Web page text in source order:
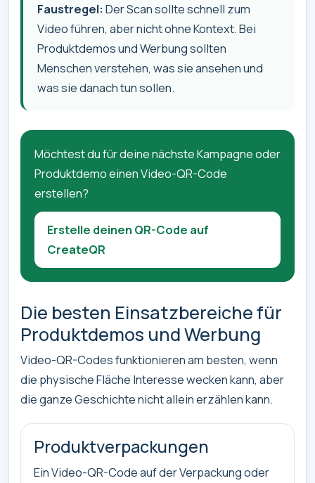
Faustregel: Der Scan sollte schnell zum
Video führen, aber nicht ohne Kontext. Bei
Produktdemos und Werbung sollten
Menschen verstehen, was sie ansehen und
was sie danach tun sollen.
Möchtest du für deine nächste Kampagne oder
Produktdemo einen Video-QR-Code
erstellen?
Erstelle deinen QR-Code auf
CreateQR
Die besten Einsatzbereiche für
Produktdemos und Werbung
Video-QR-Codes funktionieren am besten, wenn
die physische Fläche Interesse wecken kann, aber
die ganze Geschichte nicht allein erzählen kann.
Produktverpackungen
Ein Video-QR-Code auf der Verpackung oder